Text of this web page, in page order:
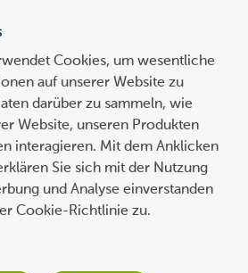
Cookies, um wesentliche
auf unserer Website zu
darüber zu sammeln, wie
Website, unseren Produkten
interagieren. Mit dem Anklicken
Sie sich mit der Nutzung
und Analyse einverstanden
Cookie-Richtlinie zu.